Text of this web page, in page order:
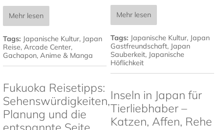
Mehr lesen
Tags: Japanische Kultur, Japan
Gastfreundschaft, Japan
Sauberkeit, Japanische
Höflichkeit
Mehr lesen
Tags: Japanische Kultur, Japan
Reise, Arcade Center,
Gachapon, Anime & Manga
Fukuoka Reisetipps:
Sehenswürdigkeiten,
Planung und die
Inseln in Japan für
Tierliebhaber –
Katzen, Affen, Rehe